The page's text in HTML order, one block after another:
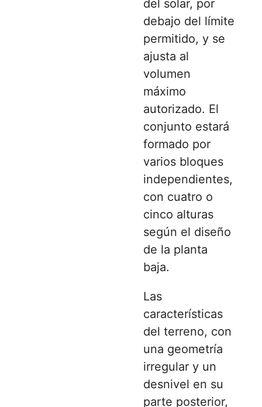
del solar, por
debajo del límite
permitido, y se
ajusta al
volumen
máximo
autorizado. El
conjunto estará
formado por
varios bloques
independientes,
con cuatro o
cinco alturas
según el diseño
de la planta
baja.
Las
características
del terreno, con
una geometría
irregular y un
desnivel en su
parte posterior,